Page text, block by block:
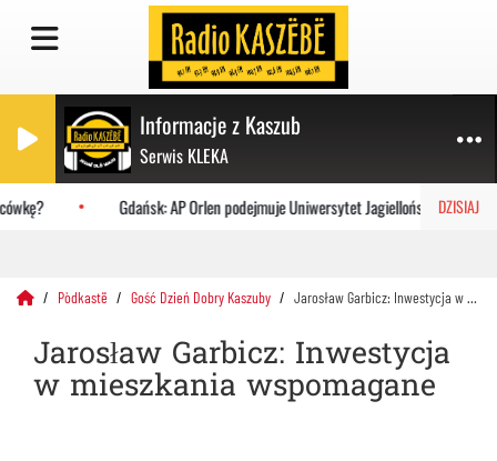
Informacje z Kaszub
Serwis KLEKA
DZISIAJ
Gdańsk: AP Orlen podejmuje Uniwersytet Jagielloński
Pòdkastë Gość Dzień Dobry Kaszuby Jarosław Garbicz: Inwestycja w mieszkania wspomagane
Jarosław Garbicz: Inwestycja
w mieszkania wspomagane